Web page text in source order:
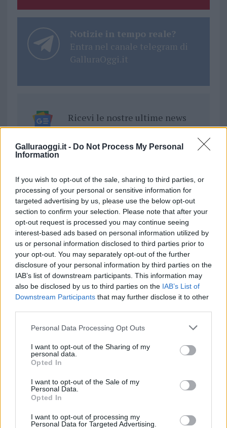
Galluraoggi.it - Do Not Process My Personal
Information
If you wish to opt-out of the sale, sharing to third parties, or
processing of your personal or sensitive information for
targeted advertising by us, please use the below opt-out
section to confirm your selection. Please note that after your
opt-out request is processed you may continue seeing
interest-based ads based on personal information utilized by
us or personal information disclosed to third parties prior to
your opt-out. You may separately opt-out of the further
disclosure of your personal information by third parties on the
IAB’s list of downstream participants. This information may
also be disclosed by us to third parties on the IAB’s List of
Downstream Participants that may further disclose it to other
Please note that this website/app uses one or more Google
not limited to your visit or usage behaviour. You may click to
grant or deny consent to Google and its third-party tags to
use your data for below specified purposes in below Google
consent section.
Personal Data Processing Opt Outs
I want to opt-out of the Sharing of my
personal data.
Opted In
I want to opt-out of the Sale of my
Personal Data.
Opted In
I want to opt-out of processing my
Personal Data for Targeted Advertising.
Notizie in tempo reale?
Entra nel canale telegram di
GalluraOggi.it
Ricevi le nostre ultime news
daGoogle News
Condividi l'articolo
F
a
ce
b
o
o
k
T
w
it
te
r
Pi
n
te
re
st
W
h
at
s
A
p
p
S
h
a
re
Articolo precedente
Prossimo articolo
NOTIZIE RECENTI
Le previsioni meteo per il weekend a Olbia e in
vivo: un amico vip svela come fa
Calangianus, dopo le polemiche il centro